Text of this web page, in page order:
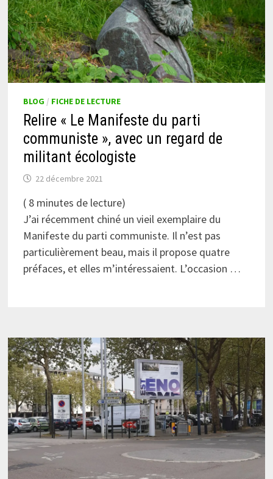
BLOG / FICHE DE LECTURE
Relire « Le Manifeste du parti
communiste », avec un regard de
militant écologiste
22 décembre 2021
( 8 minutes de lecture)
J’ai récemment chiné un vieil exemplaire du
Manifeste du parti communiste. Il n’est pas
particulièrement beau, mais il propose quatre
préfaces, et elles m’intéressaient. L’occasion …